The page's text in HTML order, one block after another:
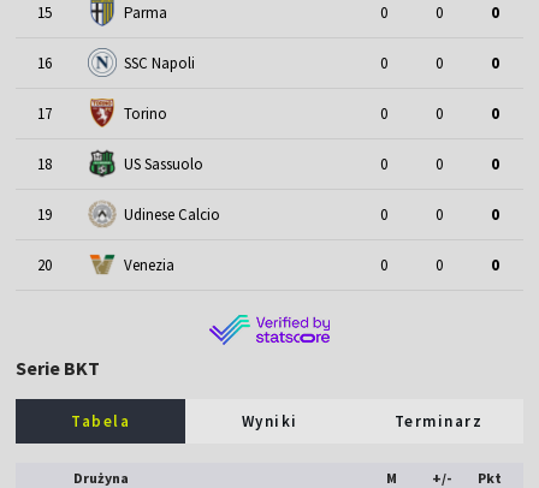
15 Parma 0 0 0
16 SSC Napoli 0 0 0
17 Torino 0 0 0
18 US Sassuolo 0 0 0
19 Udinese Calcio 0 0 0
20 Venezia 0 0 0
Serie BKT
Tabela Wyniki Terminarz
Drużyna M +/- Pkt